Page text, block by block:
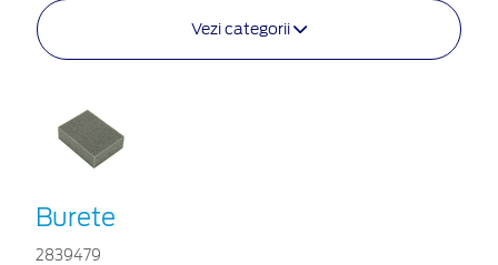
Vezi categorii
Burete
2839479